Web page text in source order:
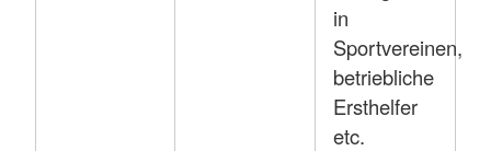
in
Sportvereinen,
betriebliche
Ersthelfer
etc.